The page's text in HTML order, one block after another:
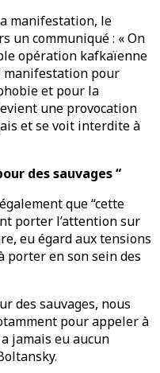
manifestation, le
un communiqué : « On
opération kafkaïenne
manifestation pour
et pour la
une provocation
et se voit interdite à
des sauvages “
que “cette
porter l’attention sur
eu égard aux tensions
porter en son sein des
des sauvages, nous
pour appeler à
jamais eu aucun